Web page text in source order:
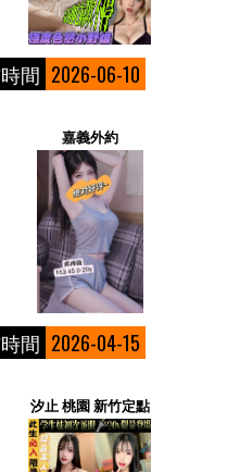
間 2026-06-10
嘉義外約
間 2026-04-15
汐止 桃園 新竹定點